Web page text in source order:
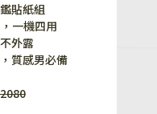
貼紙組
一機四用
外露
質感男必備